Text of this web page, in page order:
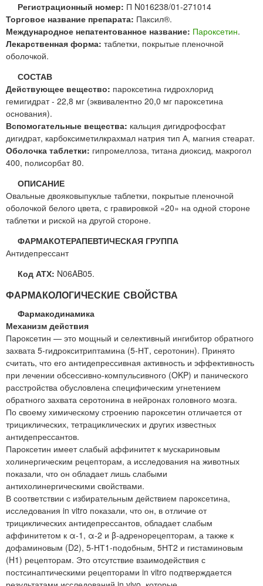
Регистрационный номер: П N016238/01-271014
Торговое название препарата: Паксил®.
Международное непатентованное название: Пароксетин.
Лекарственная форма: таблетки, покрытые пленочной
оболочкой.
СОСТАВ
Действующее вещество: пароксетина гидрохлорид
гемигидрат - 22,8 мг (эквивалентно 20,0 мг пароксетина
основания).
Вспомогательные вещества: кальция дигидрофосфат
дигидрат, карбоксиметилкрахмал натрия тип А, магния стеарат.
Оболочка таблетки: гипромеллоза, титана диоксид, макрогол
400, полисорбат 80.
ОПИСАНИЕ
Овальные двояковыпуклые таблетки, покрытые пленочной
оболочкой белого цвета, с гравировкой «20» на одной стороне
таблетки и риской на другой стороне.
ФАРМАКОТЕРАПЕВТИЧЕСКАЯ ГРУППА
Антидепрессант
Код АТХ: N06AB05.
ФАРМАКОЛОГИЧЕСКИЕ СВОЙСТВА
Фармакодинамика
Механизм действия
Пароксетин — это мощный и селективный ингибитор обратного
захвата 5-гидрокситриптамина (5-НТ, серотонин). Принято
считать, что его антидепрессивная активность и эффективность
при лечении обсессивно-компульсивного (OKP) и панического
расстройства обусловлена специфическим угнетением
обратного захвата серотонина в нейронах головного мозга.
По своему химическому строению пароксетин отличается от
трициклических, тетрациклических и других известных
антидепрессантов.
Пароксетин имеет слабый аффинитет к мускариновым
холинергическим рецепторам, а исследования на животных
показали, что он обладает лишь слабыми
антихолинергическими свойствами.
В соответствии с избирательным действием пароксетина,
исследования in vitro показали, что он, в отличие от
трициклических антидепрессантов, обладает слабым
аффинитетом к α-1, α-2 и β-адренорецепторам, а также к
дофаминовым (D2), 5-НТ1-подобным, 5НТ2 и гистаминовым
(H1) рецепторам. Это отсутствие взаимодействия с
постсинаптическими рецепторами in vitro подтверждается